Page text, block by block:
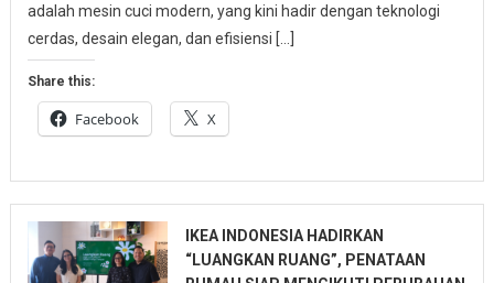
adalah mesin cuci modern, yang kini hadir dengan teknologi
cerdas, desain elegan, dan efisiensi […]
Share this:
Facebook X
IKEA INDONESIA HADIRKAN
“LUANGKAN RUANG”, PENATAAN